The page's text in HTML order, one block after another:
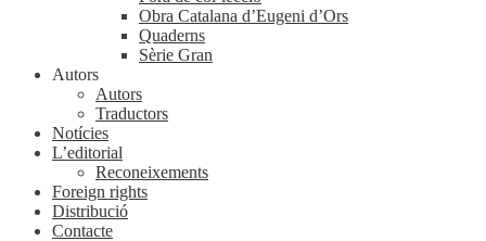
Obra Catalana d’Eugeni d’Ors
Quaderns
Sèrie Gran
Autors
Autors
Traductors
Notícies
L’editorial
Reconeixements
Foreign rights
Distribució
Contacte